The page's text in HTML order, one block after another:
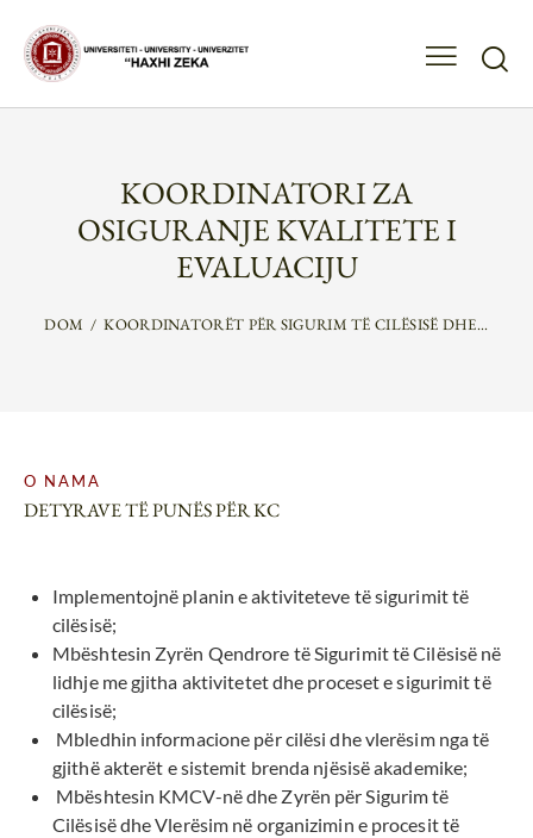
KOORDINATORI ZA
OSIGURANJE KVALITETE I
EVALUACIJU
DOM KOORDINATORËT PËR SIGURIM TË CILËSISË DHE...
O NAMA
DETYRAVE TË PUNËS PËR KC
Implementojnë planin e aktiviteteve të sigurimit të
cilësisë;
Mbështesin Zyrën Qendrore të Sigurimit të Cilësisë në
lidhje me gjitha aktivitetet dhe proceset e sigurimit të
cilësisë;
Mbledhin informacione për cilësi dhe vlerësim nga të
gjithë akterët e sistemit brenda njësisë akademike;
Mbështesin KMCV-në dhe Zyrën për Sigurim të
Cilësisë dhe Vlerësim në organizimin e procesit të